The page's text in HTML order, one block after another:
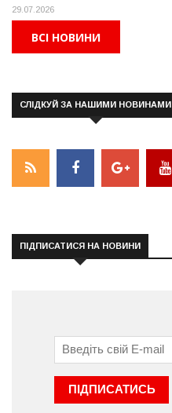
29.07.2026
ВСІ НОВИНИ
СЛІДКУЙ ЗА НАШИМИ НОВИНАМИ
ПІДПИСАТИСЯ НА НОВИНИ
ПІДПИСАТИСЬ